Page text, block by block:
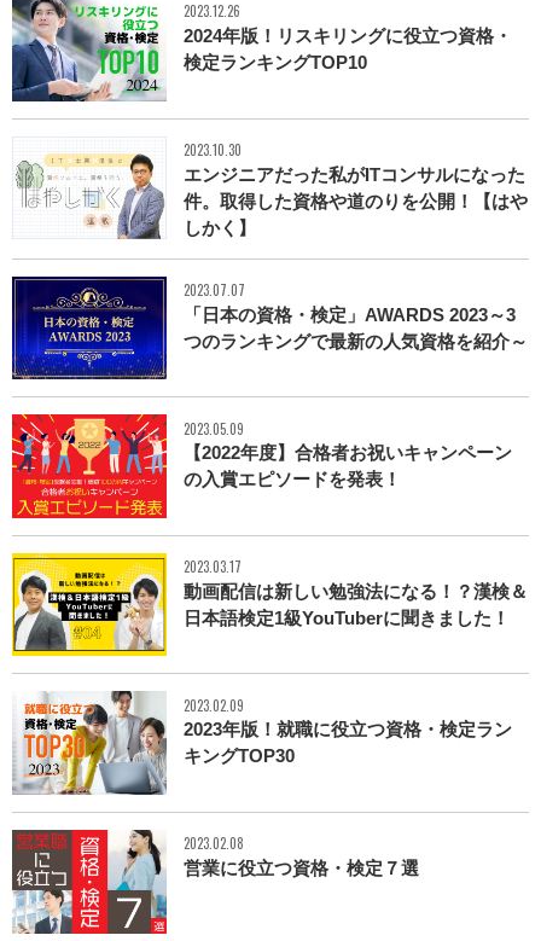
2023.12.26
2024年版！リスキリングに役立つ資格・
検定ランキングTOP10
2023.10.30
エンジニアだった私がITコンサルになった
件。取得した資格や道のりを公開！【はや
しかく】
2023.07.07
「日本の資格・検定」AWARDS 2023～3
つのランキングで最新の人気資格を紹介～
2023.05.09
【2022年度】合格者お祝いキャンペーン
の入賞エピソードを発表！
2023.03.17
動画配信は新しい勉強法になる！？漢検＆
日本語検定1級YouTuberに聞きました！
2023.02.09
2023年版！就職に役立つ資格・検定ラン
キングTOP30
2023.02.08
営業に役立つ資格・検定７選